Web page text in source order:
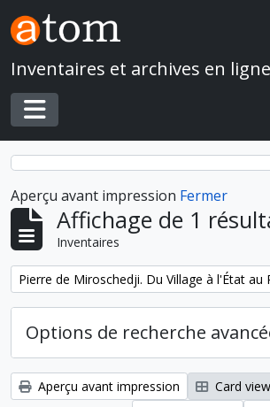
Skip to main content
Inventaires et archives en ligne
Toggle navigation
Aperçu avant impression Fermer
Affichage de 1
Inventaires
Remove filter:
Options de recherche
Aperçu avant impression Card view